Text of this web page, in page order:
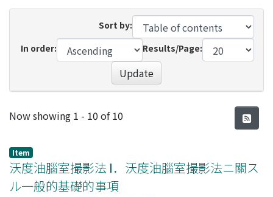
Sort by:
In order:
Results/Page:
Update
Recent Submissions
Now showing 1 - 10 of 10
Item
沃度油腦室撮影法 Ⅰ．沃度油腦室撮影法ニ關ス
ル一般的基礎的事項